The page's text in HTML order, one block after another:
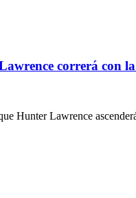
correrá con
Hunter Lawrence